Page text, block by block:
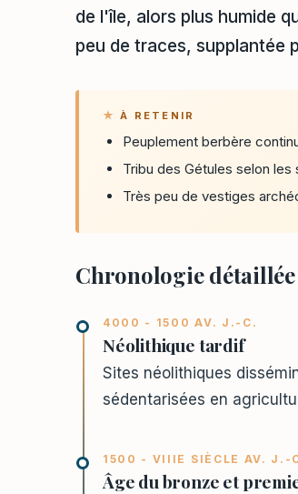
de l'île, alors plus humide
peu de traces, supplantée
À RETENIR
Peuplement berbère
Tribu des Gétules selon les
Très peu de vestiges
Chronologie détaillée
4000 - 1500 AV. J.-C.
Néolithique tardif
Sites néolithiques
sédentarisées en
1500 - VIIIE SIÈCLE AV. J.-
Âge du bronze et